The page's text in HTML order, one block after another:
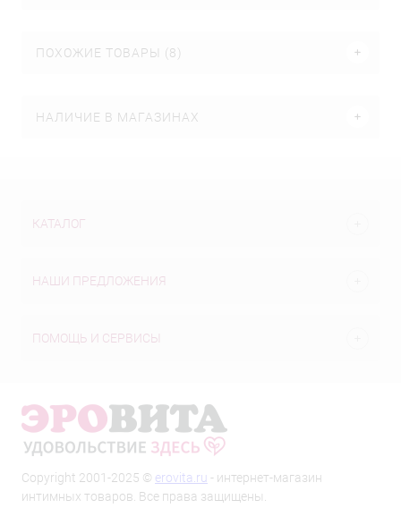
ПОХОЖИЕ ТОВАРЫ (8)
НАЛИЧИЕ В МАГАЗИНАХ
КАТАЛОГ
НАШИ ПРЕДЛОЖЕНИЯ
ПОМОЩЬ И СЕРВИСЫ
Copyright 2001-2025 © erovita.ru - интернет-магазин
интимных товаров. Все права защищены.